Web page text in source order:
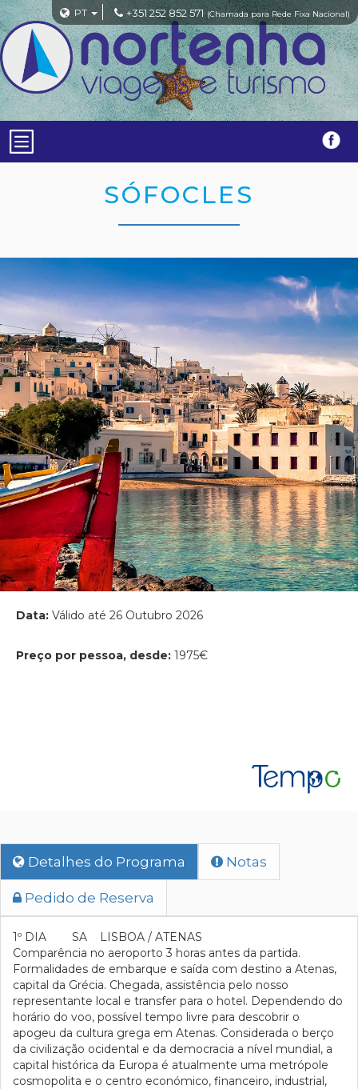
PT +351 252 852 571 (Chamada para Rede Fixa Nacional)
SÓFOCLES
Data: Válido até 26 Outubro 2026
Preço por pessoa, desde: 1975€
Detalhes do Programa Notas
Pedido de Reserva
1º DIA SA LISBOA / ATENAS
Comparência no aeroporto 3 horas antes da partida.
Formalidades de embarque e saída com destino a Atenas,
capital da Grécia. Chegada, assistência pelo nosso
representante local e transfer para o hotel. Dependendo do
horário do voo, possível tempo livre para descobrir o
apogeu da cultura grega em Atenas. Considerada o berço
da civilização ocidental e da democracia a nível mundial, a
capital histórica da Europa é atualmente uma metrópole
cosmopolita e o centro económico, financeiro, industrial,